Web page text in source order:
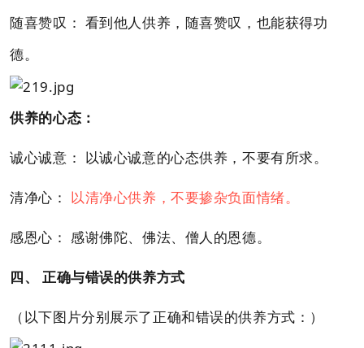
随喜赞叹： 看到他人供养，随喜赞叹，也能获得功
德。
供养的心态：
诚心诚意： 以诚心诚意的心态供养，不要有所求。
清净心： 以清净心供养，不要掺杂负面情绪。
感恩心： 感谢佛陀、佛法、僧人的恩德。
四、 正确与错误的供养方式
（以下图片分别展示了正确和错误的供养方式：）